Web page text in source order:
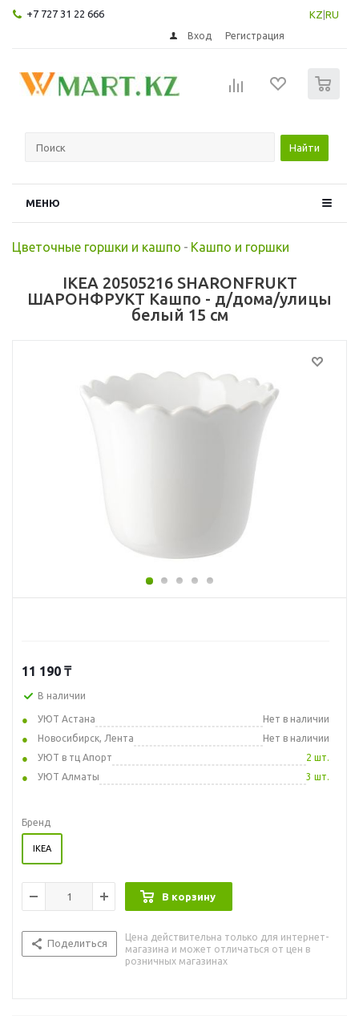
+7 727 31 22 666 KZ RU
Вход Регистрация
Найти
МЕНЮ
Цветочные горшки и кашпо - Кашпо и горшки
IKEA 20505216 SHARONFRUKT
ШАРОНФРУКТ Кашпо - д/дома/улицы
белый 15 см
11 190 ₸
В наличии
УЮТ Астана
Нет в наличии
Новосибирск, Лента
Нет в наличии
УЮТ в тц Апорт
2 шт.
УЮТ Алматы
3 шт.
Бренд
IKEA
В корзину
Поделиться
Цена действительна только для интернет-
магазина и может отличаться от цен в
розничных магазинах